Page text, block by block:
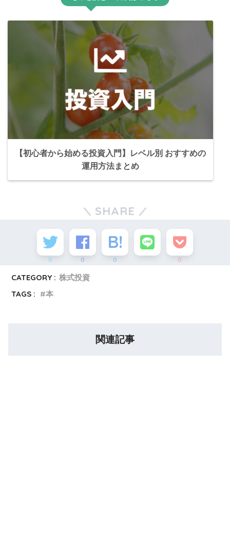
【初心者から始める投資入門】レベル別 おすすめの
運用方法まとめ
SHARE
0 0 0 0
CATEGORY : 株式投資
TAGS :
本
関連記事